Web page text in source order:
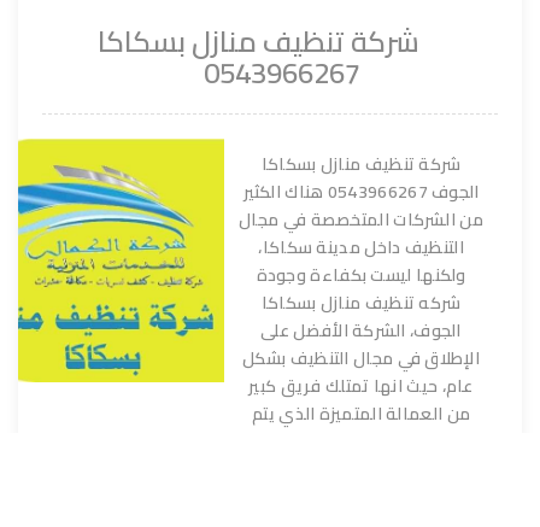
شركة تنظيف منازل بسكاكا
0543966267
شركة تنظيف منازل بسكاكا
الجوف 0543966267 هناك الكثير
من الشركات المتخصصة في مجال
التنظيف داخل مدينة سكاكا،
ولكنها ليست بكفاءة وجودة
شركه تنظيف منازل بسكاكا
الجوف، الشركة الأفضل على
الإطلاق في مجال التنظيف بشكل
عام، حيث انها تمتلك فريق كبير
من العمالة المتميزة الذي يتم